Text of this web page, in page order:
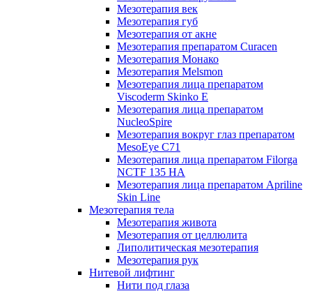
Мезотерапия век
Мезотерапия губ
Мезотерапия от акне
Мезотерапия препаратом Curacen
Мезотерапия Монако
Мезотерапия Melsmon
Мезотерапия лица препаратом
Viscoderm Skinko E
Мезотерапия лица препаратом
NucleoSpire
Мезотерапия вокруг глаз препаратом
MesoEye С71
Мезотерапия лица препаратом Filorga
NCTF 135 HA
Мезотерапия лица препаратом Apriline
Skin Line
Мезотерапия тела
Мезотерапия живота
Мезотерапия от целлюлита
Липолитическая мезотерапия
Мезотерапия рук
Нитевой лифтинг
Нити под глаза